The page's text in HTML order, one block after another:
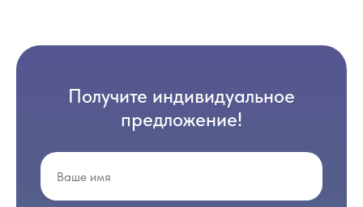
Получите индивидуальное
предложение!